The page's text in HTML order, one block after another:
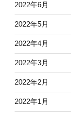
2022年6月
2022年5月
2022年4月
2022年3月
2022年2月
2022年1月